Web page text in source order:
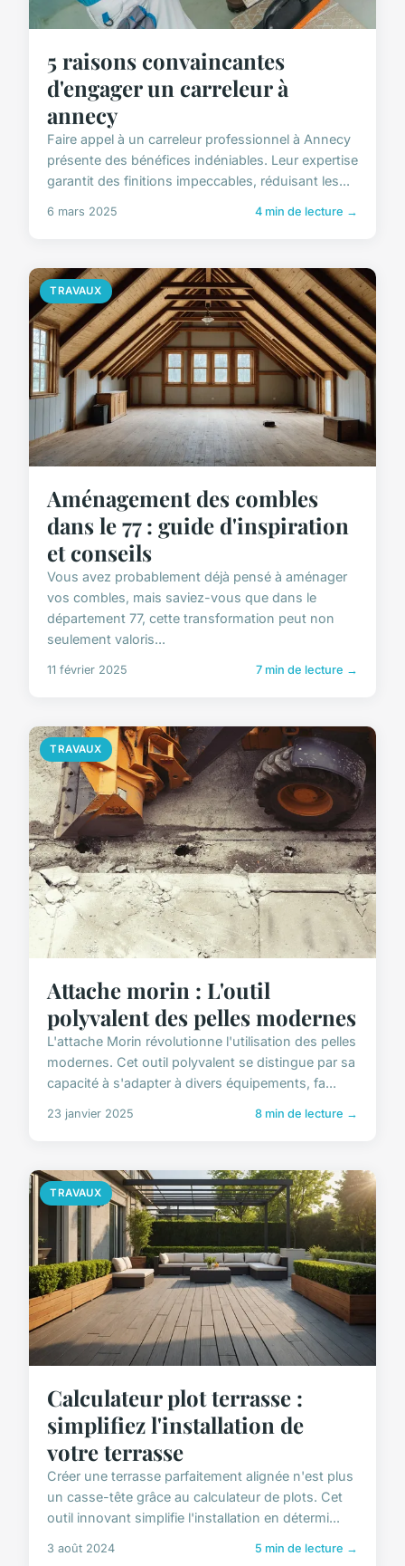
5 raisons convaincantes
d'engager un carreleur à
annecy
Faire appel à un carreleur professionnel à Annecy
présente des bénéfices indéniables. Leur expertise
garantit des finitions impeccables, réduisant les...
6 mars 2025 4 min de lecture →
TRAVAUX
Aménagement des combles
dans le 77 : guide d'inspiration
et conseils
Vous avez probablement déjà pensé à aménager
vos combles, mais saviez-vous que dans le
département 77, cette transformation peut non
seulement valoris...
11 février 2025 7 min de lecture →
TRAVAUX
Attache morin : L'outil
polyvalent des pelles modernes
L'attache Morin révolutionne l'utilisation des pelles
modernes. Cet outil polyvalent se distingue par sa
capacité à s'adapter à divers équipements, fa...
23 janvier 2025 8 min de lecture →
TRAVAUX
Calculateur plot terrasse :
simplifiez l'installation de
votre terrasse
Créer une terrasse parfaitement alignée n'est plus
un casse-tête grâce au calculateur de plots. Cet
outil innovant simplifie l'installation en détermi...
3 août 2024 5 min de lecture →